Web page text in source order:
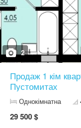
2
Продаж 1 кім
Пустомитах
Однокімнатна
29 500 $